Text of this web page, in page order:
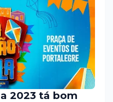
2023 tá bom